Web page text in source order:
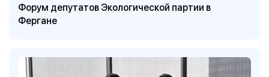
Форум депутатов Экологической партии в
Фергане